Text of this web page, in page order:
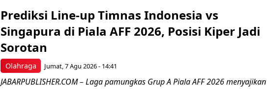
Olahraga
Prediksi Line-up Timnas Indonesia vs
Singapura di Piala AFF 2026, Posisi Kiper Jadi
Sorotan
Jumat, 7 Agu 2026 - 14:41
JABARPUBLISHER.COM – Laga pamungkas Grup A Piala AFF 2026 menyajikan